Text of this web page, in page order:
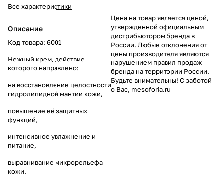
Все характеристики
Описание
Код товара: 6001
Нежный крем, действие
которого направлено:
на восстановление целостности
гидролипидной мантии кожи,
повышение её защитных
функций,
интенсивное увлажнение и
питание,
выравнивание микрорельефа
кожи.
Цена на товар является ценой,
утвержденной официальным
дистрибьютором бренда в
России. Любые отклонения от
цены производителя являются
нарушением правил продаж
бренда на территории России.
Будьте внимательны! С заботой
о Вас, mesoforia.ru